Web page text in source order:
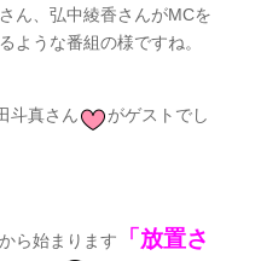
ん、弘中綾香さんがMCを
ような番組の様ですね。
斗真さん
がゲストでし
ら始まります
「放置さ